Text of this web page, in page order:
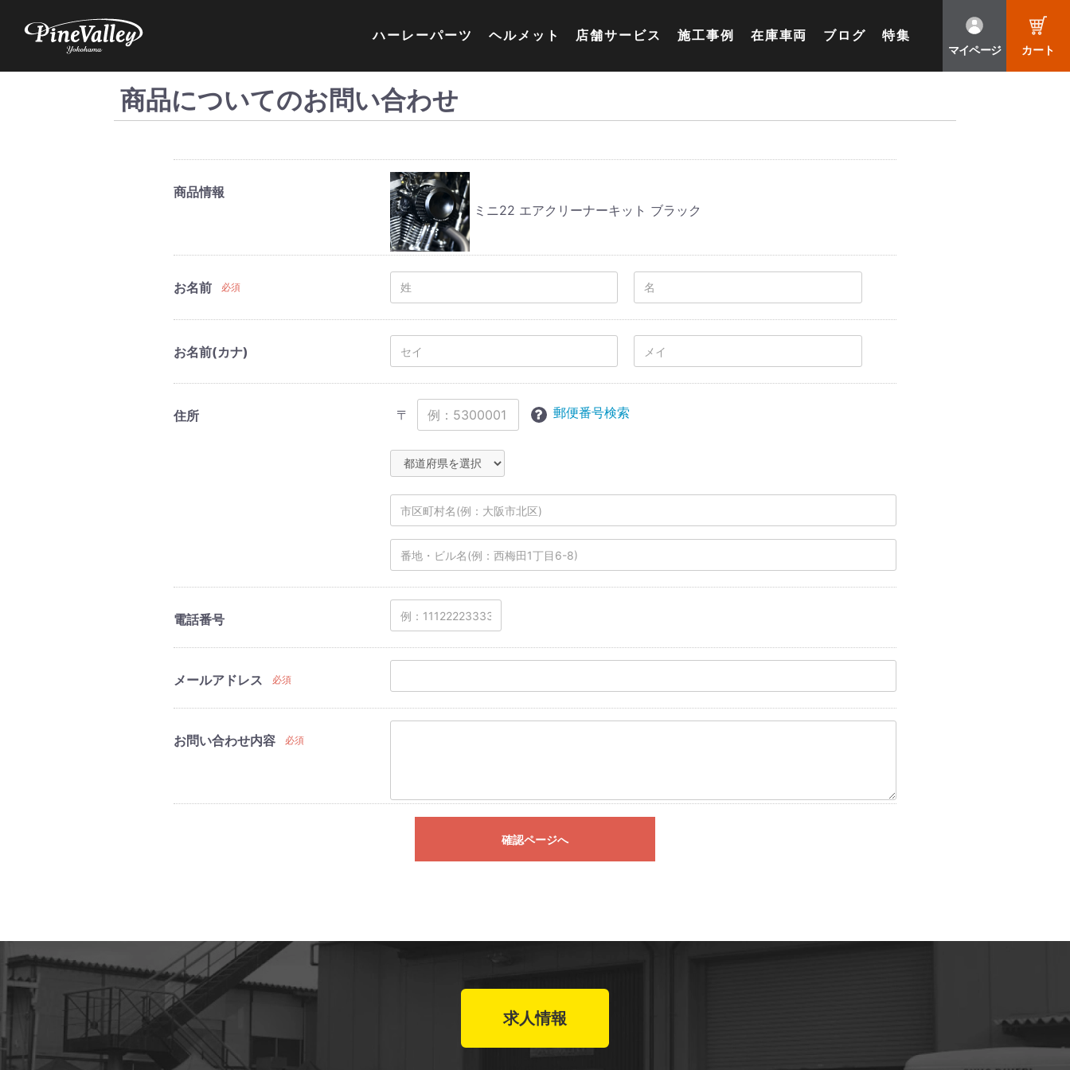
ハーレーパーツ ヘルメット 店舗サービス 施工事例 在庫車両 ブログ 特集
マイページ カート
商品についてのお問い合わせ
商品情報
ミニ22 エアクリーナーキット ブラック
お名前 必須
お名前(カナ)
住所 〒 郵便番号検索
電話番号
メールアドレス 必須
お問い合わせ内容 必須
確認ページへ
求人情報